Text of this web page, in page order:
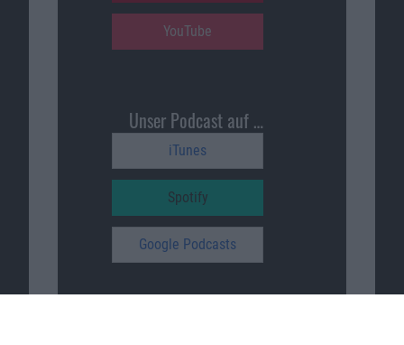
YouTube
Unser Podcast auf …
iTunes
Spotify
Google Podcasts